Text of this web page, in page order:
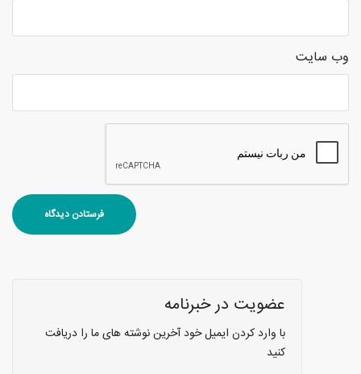
وب‌ سایت
عضویت در خبرنامه
با وارد کردن ایمیل خود آخرین نوشته های ما را دریافت
کنید